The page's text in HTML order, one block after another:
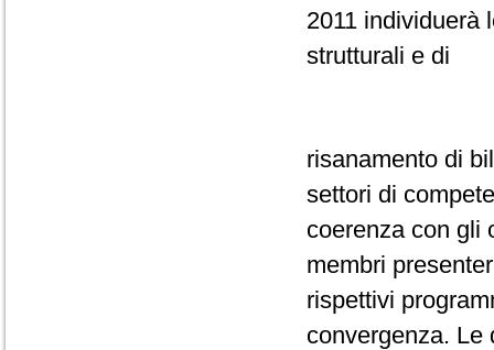
2011 individuerà
strutturali e di
risanamento di
settori di
coerenza con gli
membri
rispettivi
convergenza. Le